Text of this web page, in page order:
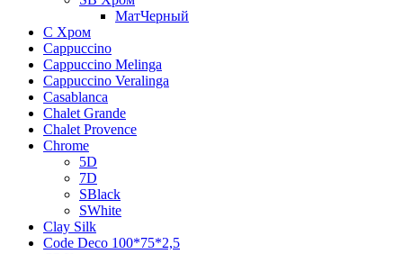
МатЧерный
C Хром
Cappuccino
Cappuccino Melinga
Cappuccino Veralinga
Casablanca
Chalet Grande
Chalet Provence
Chrome
5D
7D
SBlack
SWhite
Clay Silk
Code Deco 100*75*2,5